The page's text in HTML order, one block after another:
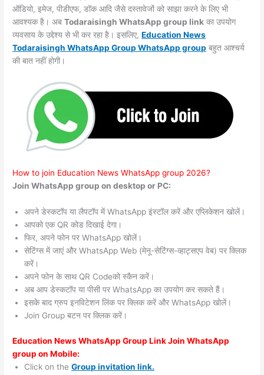
ऑडियो, इमेज, पीडीएफ, डॉक आदि जैसे दस्तावेजों को साझा करने के लिए भी
आवश्यक है। अबTodaraisingh WhatsApp group link का उपयोग
व्यवसाय के उद्देश्य से भी कर रहा है। इसलिए,Education News
Todaraisingh WhatsApp Group WhatsApp group बहुत आश्चर्य
की बात नहीं होगी।
How to join Education News WhatsApp group 2026?
Join WhatsApp group on desktop or PC:
अपने डेस्कटॉप या लैपटॉप में WhatsApp इंस्टॉल करें और एप्लिकेशन खोलें।
आपको एक QR कोड दिखाई देगा।
फिर, अपने फोन पर WhatsApp खोलें।
सेटिंग्स में जाएं और WhatsApp Web (मेनू-सेटिंग्स-व्हाट्सएप वेब) पर क्लिक
करें।
अपने फोन के साथ QR Codeको स्कैन करें।
अब आप डेस्कटॉप या पीसी पर WhatsApp का उपयोग कर सकते हैं।
इसके बाद ग्रुप इनविटेशन लिंक पर क्लिक करें और WhatsApp खोलें।
Join Group बटन पर क्लिक करें।
Education News WhatsApp Group Link Join WhatsApp
group on Mobile:
Click on theGroup invitation link.